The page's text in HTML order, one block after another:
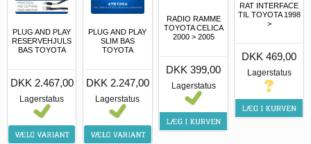
PLUG AND PLAY
RESERVEHJULS
BAS TOYOTA
DKK 2.467,00
Lagerstatus
PLUG AND PLAY
SLIM BAS
TOYOTA
DKK 2.247,00
Lagerstatus
RADIO RAMME
TOYOTA CELICA
2000 > 2005
DKK 399,00
Lagerstatus
RAT INTERFACE
TIL TOYOTA 1998
>
DKK 469,00
Lagerstatus